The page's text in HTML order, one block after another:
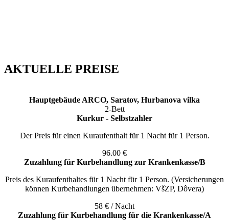
AKTUELLE PREISE
Hauptgebäude ARCO, Saratov, Hurbanova vilka
2-Bett
Kurkur - Selbstzahler
Der Preis für einen Kuraufenthalt für 1 Nacht für 1 Person.
96.00 €
Zuzahlung für Kurbehandlung zur Krankenkasse/B
Preis des Kuraufenthaltes für 1 Nacht für 1 Person. (Versicherungen
können Kurbehandlungen übernehmen: VšZP, Dôvera)
58 € / Nacht
Zuzahlung für Kurbehandlung für die Krankenkasse/A